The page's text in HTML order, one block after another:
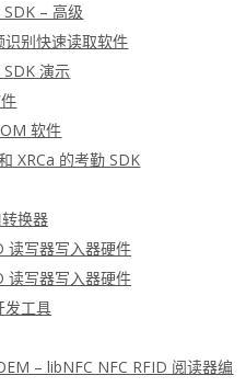
– 高级
识别快速读取软件
SDK 演示
软件
XRCa 的考勤 SDK
换器
读写器写入器硬件
读写器写入器硬件
发工具
– libNFC NFC RFID 阅读器编